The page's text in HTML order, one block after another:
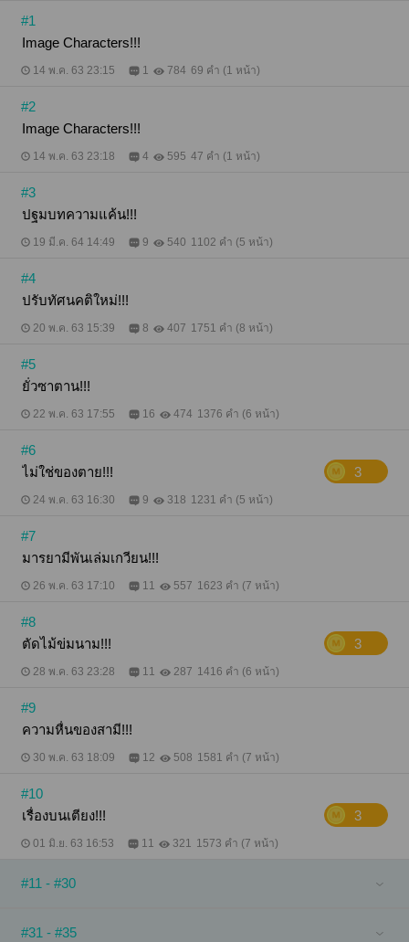
#1
Image Characters!!!
14 พ.ค. 63 23:15 1 784 69 คำ (1 หน้า)
#2
Image Characters!!!
14 พ.ค. 63 23:18 4 595 47 คำ (1 หน้า)
#3
ปฐมบทความแค้น!!!
19 มี.ค. 64 14:49 9 540 1102 คำ (5 หน้า)
#4
ปรับทัศนคติใหม่!!!
20 พ.ค. 63 15:39 8 407 1751 คำ (8 หน้า)
#5
ยั่วซาตาน!!!
22 พ.ค. 63 17:55 16 474 1376 คำ (6 หน้า)
#6
ไม่ใช่ของตาย!!!
3
24 พ.ค. 63 16:30 9 318 1231 คำ (5 หน้า)
#7
มารยามีพันเล่มเกวียน!!!
26 พ.ค. 63 17:10 11 557 1623 คำ (7 หน้า)
#8
ตัดไม้ข่มนาม!!!
3
28 พ.ค. 63 23:28 11 287 1416 คำ (6 หน้า)
#9
ความหื่นของสามี!!!
30 พ.ค. 63 18:09 12 508 1581 คำ (7 หน้า)
#10
เรื่องบนเตียง!!!
3
01 มิ.ย. 63 16:53 11 321 1573 คำ (7 หน้า)
#11 - #30
#31 - #35